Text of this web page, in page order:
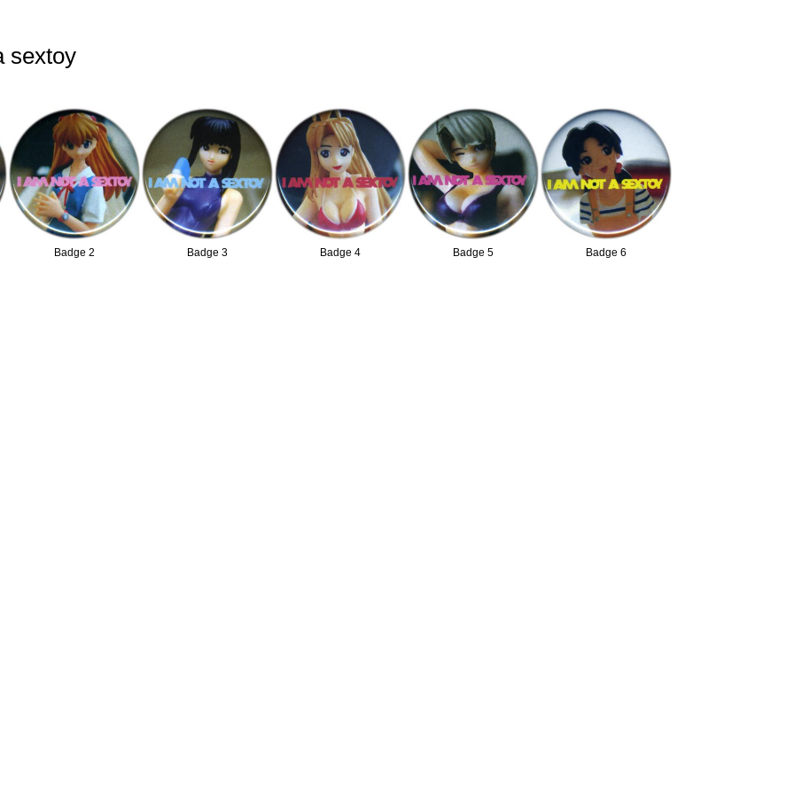
sextoy
Badge 2 Badge 3 Badge 4 Badge 5 Badge 6